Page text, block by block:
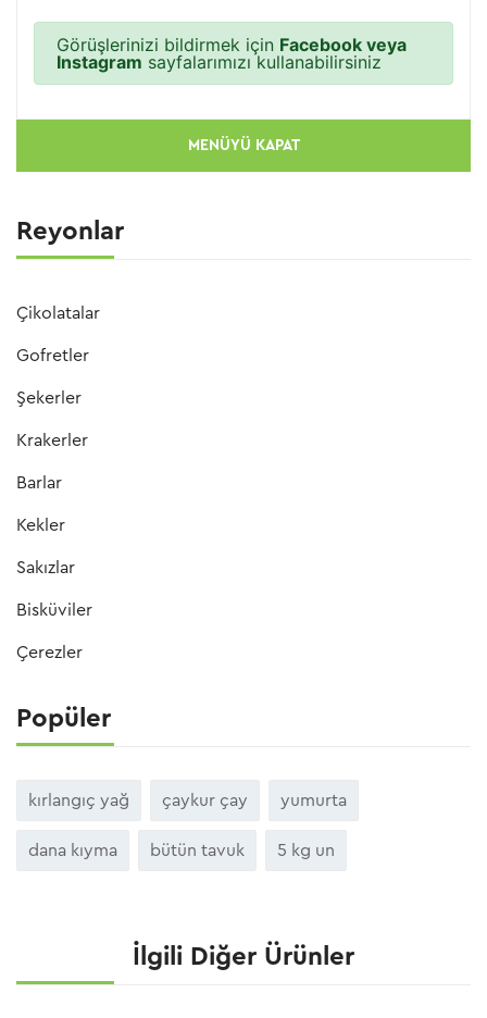
Görüşlerinizi bildirmek için Facebook veya
Instagram sayfalarımızı kullanabilirsiniz
MENÜYÜ KAPAT
Reyonlar
Çikolatalar
Gofretler
Şekerler
Krakerler
Barlar
Kekler
Sakızlar
Bisküviler
Çerezler
Popüler
kırlangıç yağ çaykur çay yumurta
dana kıyma bütün tavuk 5 kg un
İlgili Diğer Ürünler